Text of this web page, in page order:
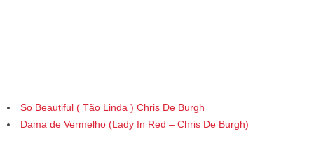
So Beautiful ( Tão Linda ) Chris De Burgh
Dama de Vermelho (Lady In Red – Chris De Burgh)